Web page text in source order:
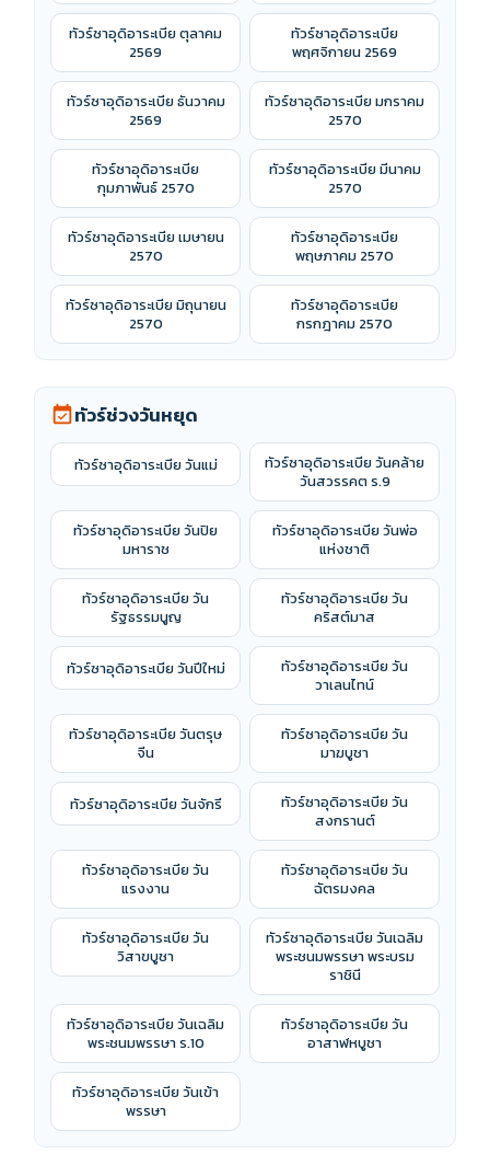
ทัวร์ซาอุดิอาระเบีย ตุลาคม
2569
ทัวร์ซาอุดิอาระเบีย
พฤศจิกายน 2569
ทัวร์ซาอุดิอาระเบีย ธันวาคม
2569
ทัวร์ซาอุดิอาระเบีย มกราคม
2570
ทัวร์ซาอุดิอาระเบีย
กุมภาพันธ์ 2570
ทัวร์ซาอุดิอาระเบีย มีนาคม
2570
ทัวร์ซาอุดิอาระเบีย เมษายน
2570
ทัวร์ซาอุดิอาระเบีย
พฤษภาคม 2570
ทัวร์ซาอุดิอาระเบีย มิถุนายน
2570
ทัวร์ซาอุดิอาระเบีย
กรกฎาคม 2570
event_availableทัวร์ช่วงวันหยุด
ทัวร์ซาอุดิอาระเบีย วันแม่
ทัวร์ซาอุดิอาระเบีย วันคล้าย
วันสวรรคต ร.9
ทัวร์ซาอุดิอาระเบีย วันปิย
มหาราช
ทัวร์ซาอุดิอาระเบีย วันพ่อ
แห่งชาติ
ทัวร์ซาอุดิอาระเบีย วัน
รัฐธรรมนูญ
ทัวร์ซาอุดิอาระเบีย วัน
คริสต์มาส
ทัวร์ซาอุดิอาระเบีย วันปีใหม่
ทัวร์ซาอุดิอาระเบีย วัน
วาเลนไทน์
ทัวร์ซาอุดิอาระเบีย วันตรุษ
จีน
ทัวร์ซาอุดิอาระเบีย วัน
มาฆบูชา
ทัวร์ซาอุดิอาระเบีย วันจักรี
ทัวร์ซาอุดิอาระเบีย วัน
สงกรานต์
ทัวร์ซาอุดิอาระเบีย วัน
แรงงาน
ทัวร์ซาอุดิอาระเบีย วัน
ฉัตรมงคล
ทัวร์ซาอุดิอาระเบีย วัน
วิสาขบูชา
ทัวร์ซาอุดิอาระเบีย วันเฉลิม
พระชนมพรรษา พระบรม
ราชินี
ทัวร์ซาอุดิอาระเบีย วันเฉลิม
พระชนมพรรษา ร.10
ทัวร์ซาอุดิอาระเบีย วัน
อาสาฬหบูชา
ทัวร์ซาอุดิอาระเบีย วันเข้า
พรรษา